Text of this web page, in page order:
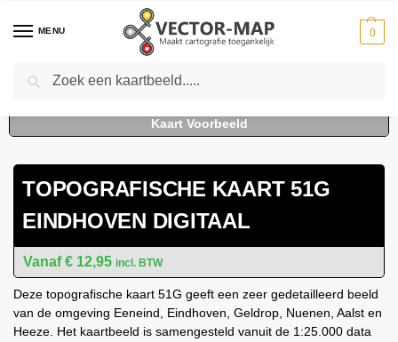
MENU 0
Home Kaarten - Topografische kaarten
TOPOGRAFISCHE KAART 51G
EINDHOVEN DIGITAAL
€ 12,95 incl. BTW
Deze topografische kaart 51G geeft een zeer gedetailleerd beeld
van de omgeving Eeneind, Eindhoven, Geldrop, Nuenen, Aalst en
Heeze. Het kaartbeeld is samengesteld vanuit de 1:25.000 data